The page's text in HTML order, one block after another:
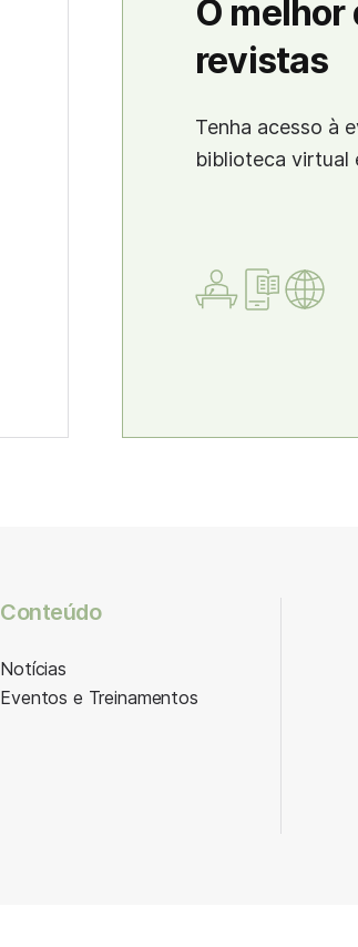
O
revistas
Tenha acesso à
biblioteca virtual
Conteúdo
Notícias
Eventos e Treinamentos